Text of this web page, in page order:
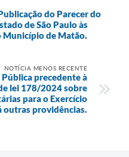
do Parecer do
de São Paulo às
Município de Matão.
NOTÍCIA MENOS RECENTE
precedente à
lei 178/2024 sobre
para o Exercício
outras providências.